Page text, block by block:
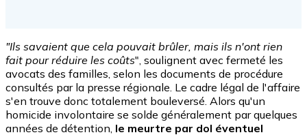
"Ils savaient que cela pouvait brûler, mais ils n'ont rien
fait pour réduire les coûts", soulignent avec fermeté les
avocats des familles, selon les documents de procédure
consultés par la presse régionale. Le cadre légal de l'affaire
s'en trouve donc totalement bouleversé. Alors qu'un
homicide involontaire se solde généralement par quelques
années de détention, le meurtre par dol éventuel